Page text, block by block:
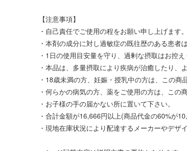
【注意事項】
・自己責任でご使用の程をお願い申し上げます。
・本剤の成分に対し過敏症の既往歴のある患者
・1日の使用目安量を守り、過剰な摂取はお控え
・本品は、多量摂取により疾病が治癒したり、
・18歳未満の方、妊娠・授乳中の方は、この商
・何らかの病気の方、薬をご使用の方は、この
・お子様の手の届かない所に置いて下さい。
・合計金額が16,666円以上(商品代金の60%が
・現地在庫状況により配達するメーカーやデザ